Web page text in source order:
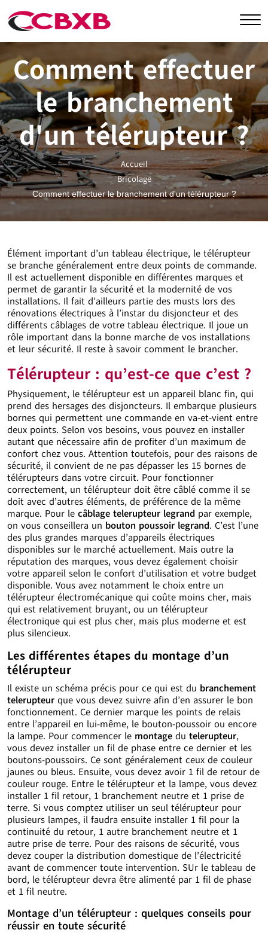
Comment effectuer
le branchement
d'un télérupteur ?
Accueil
Bricolage
Comment effectuer le branchement d'un télérupteur ?
Élément important d’un tableau électrique, le télérupteur
se branche généralement entre deux points de commande.
Il est actuellement disponible en différentes marques et
permet de garantir la sécurité et la modernité de vos
installations. Il fait d’ailleurs partie des musts lors des
rénovations électriques à l’instar du disjoncteur et des
différents câblages de votre tableau électrique. Il joue un
rôle important dans la bonne marche de vos installations
et leur sécurité. Il reste à savoir comment le brancher.
Télérupteur : qu’est-ce que c’est ?
Physiquement, le télérupteur est un appareil blanc fin, qui
prend des hersages des disjoncteurs. Il embarque plusieurs
bornes qui permettent une commande en va-et-vient entre
deux points. Selon vos besoins, vous pouvez en installer
autant que nécessaire afin de profiter d’un maximum de
confort chez vous. Attention toutefois, pour des raisons de
sécurité, il convient de ne pas dépasser les 15 bornes de
télérupteurs dans votre circuit. Pour fonctionner
correctement, un télérupteur doit être câblé comme il se
doit avec d’autres éléments, de préférence de la même
marque. Pour le câblage telerupteur legrand par exemple,
on vous conseillera un bouton poussoir legrand. C’est l’une
des plus grandes marques d’appareils électriques
disponibles sur le marché actuellement. Mais outre la
réputation des marques, vous devez également choisir
votre appareil selon le confort d’utilisation et votre budget
disponible. Vous avez notamment le choix entre un
télérupteur électromécanique qui coûte moins cher, mais
qui est relativement bruyant, ou un télérupteur
électronique qui est plus cher, mais plus moderne et est
plus silencieux.
Les différentes étapes du montage d’un
télérupteur
Il existe un schéma précis pour ce qui est du branchement
telerupteur que vous devez suivre afin d’en assurer le bon
fonctionnement. Ce dernier marque les points de relais
entre l’appareil en lui-même, le bouton-poussoir ou encore
la lampe. Pour commencer le montage du telerupteur,
vous devez installer un fil de phase entre ce dernier et les
boutons-poussoirs. Ce sont généralement ceux de couleur
jaunes ou bleus. Ensuite, vous devez avoir 1 fil de retour de
couleur rouge. Entre le télérupteur et la lampe, vous devez
installer 1 fil retour, 1 branchement neutre et 1 prise de
terre. Si vous comptez utiliser un seul télérupteur pour
plusieurs lampes, il faudra ensuite installer 1 fil pour la
continuité du retour, 1 autre branchement neutre et 1
autre prise de terre. Pour des raisons de sécurité, vous
devez couper la distribution domestique de l’électricité
avant de commencer toute intervention. SUr le tableau de
bord, le télérupteur devra être alimenté par 1 fil de phase
et 1 fil neutre.
Montage d’un télérupteur : quelques conseils pour
réussir en toute sécurité